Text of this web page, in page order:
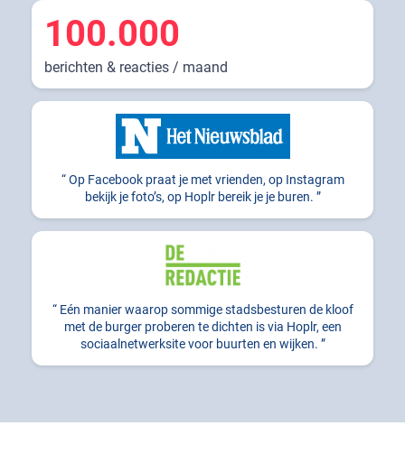
100.000
berichten & reacties / maand
Op Facebook praat je met vrienden, op Instagram
bekijk je foto’s, op Hoplr bereik je je buren.
Eén manier waarop sommige stadsbesturen de kloof
met de burger proberen te dichten is via Hoplr, een
sociaalnetwerksite voor buurten en wijken.